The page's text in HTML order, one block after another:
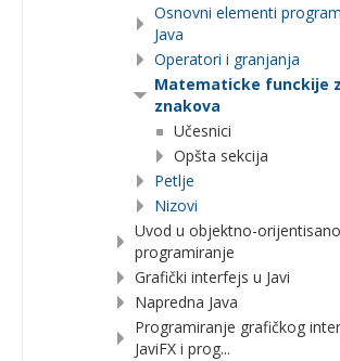
Osnovni elementi
Java
Operatori i granjanja
Matematicke funckije
znakova
Učesnici
Opšta sekcija
Petlje
Nizovi
Uvod u objektno-orijentisano
programiranje
Grafički interfejs u Javi
Napredna Java
Programiranje grafičkog
JaviFX i prog...